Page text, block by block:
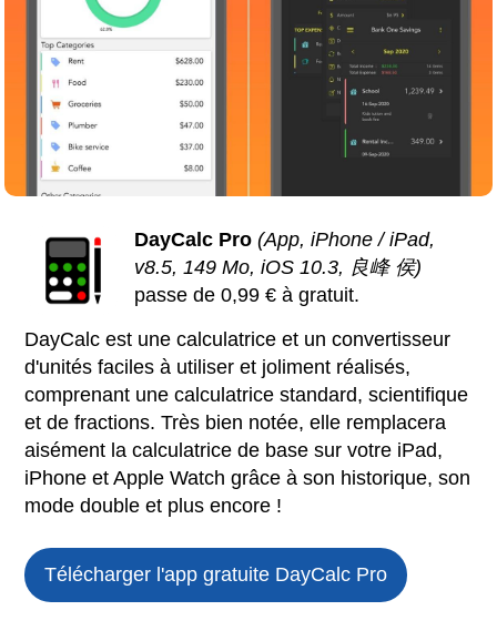
DayCalc Pro (App, iPhone / iPad,
v8.5, 149 Mo, iOS 10.3, 良峰 侯)
passe de 0,99 € à gratuit.
DayCalc est une calculatrice et un convertisseur
d'unités faciles à utiliser et joliment réalisés,
comprenant une calculatrice standard, scientifique
et de fractions. Très bien notée, elle remplacera
aisément la calculatrice de base sur votre iPad,
iPhone et Apple Watch grâce à son historique, son
mode double et plus encore !
Télécharger l'app gratuite DayCalc Pro